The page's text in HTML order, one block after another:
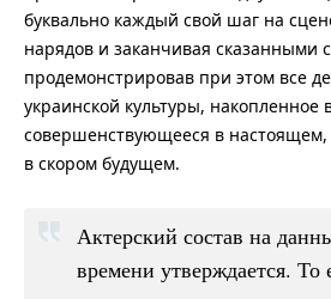
буквально каждый свой шаг на
нарядов и заканчивая сказанными
продемонстрировав при этом все
украинской культуры,
совершенствующееся в настоящем,
в скором будущем.
Актерский состав на
времени утверждается. То